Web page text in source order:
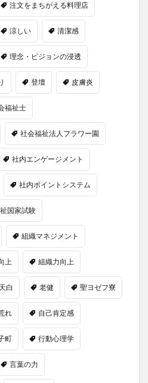
注文をまちがえる料理店
涼しい 清潔感
理念・ビジョンの浸透
登壇 皮膚炎
福祉士
社会福祉法人フラワー園
社内エンゲージメント
社内ポイントシステム
国家試験
組織マネジメント
上 組織力向上
白 老健 聖ヨゼフ寮
れ 自己肯定感
町 行動心理学
言葉の力